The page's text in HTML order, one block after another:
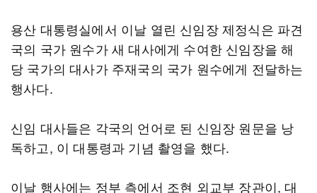
용산 대통령실에서 이날 열린 신임장 제정식은 파견
국의 국가 원수가 새 대사에게 수여한 신임장을 해
당 국가의 대사가 주재국의 국가 원수에게 전달하는
행사다.
신임 대사들은 각국의 언어로 된 신임장 원문을 낭
독하고, 이 대통령과 기념 촬영을 했다.
이날 행사에는 정부 측에서 조현 외교부 장관이, 대